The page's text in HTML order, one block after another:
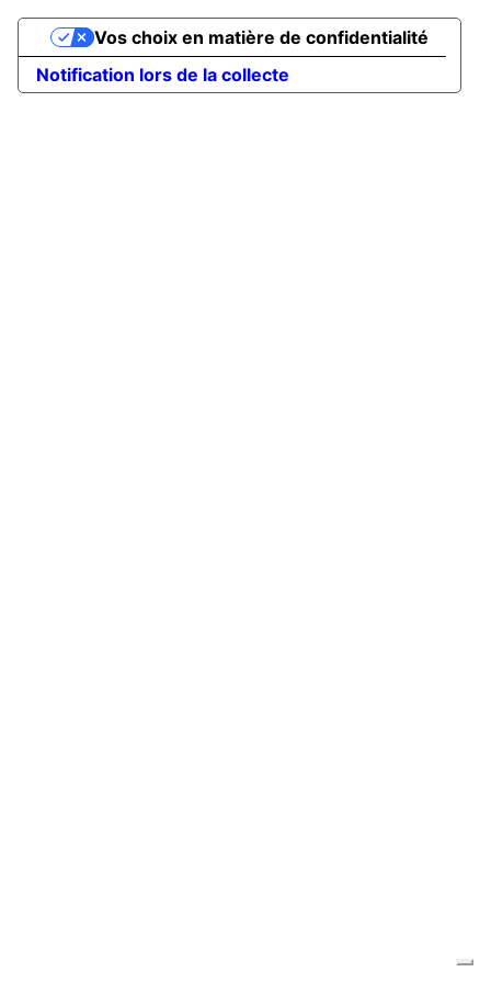
Notification lors de la collecte
Vos choix en matière de confidentialité